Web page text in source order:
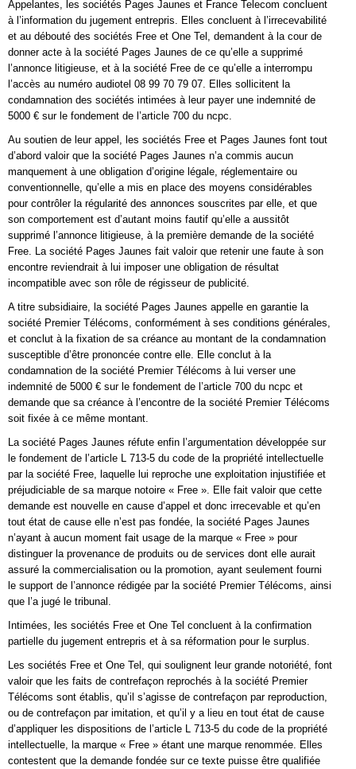
Appelantes, les sociétés Pages Jaunes et France Telecom concluent
à l’information du jugement entrepris. Elles concluent à l’irrecevabilité
et au débouté des sociétés Free et One Tel, demandent à la cour de
donner acte à la société Pages Jaunes de ce qu’elle a supprimé
l’annonce litigieuse, et à la société Free de ce qu’elle a interrompu
l’accès au numéro audiotel 08 99 70 79 07. Elles sollicitent la
condamnation des sociétés intimées à leur payer une indemnité de
5000 € sur le fondement de l’article 700 du ncpc.
Au soutien de leur appel, les sociétés Free et Pages Jaunes font tout
d’abord valoir que la société Pages Jaunes n’a commis aucun
manquement à une obligation d’origine légale, réglementaire ou
conventionnelle, qu’elle a mis en place des moyens considérables
pour contrôler la régularité des annonces souscrites par elle, et que
son comportement est d’autant moins fautif qu’elle a aussitôt
supprimé l’annonce litigieuse, à la première demande de la société
Free. La société Pages Jaunes fait valoir que retenir une faute à son
encontre reviendrait à lui imposer une obligation de résultat
incompatible avec son rôle de régisseur de publicité.
A titre subsidiaire, la société Pages Jaunes appelle en garantie la
société Premier Télécoms, conformément à ses conditions générales,
et conclut à la fixation de sa créance au montant de la condamnation
susceptible d’être prononcée contre elle. Elle conclut à la
condamnation de la société Premier Télécoms à lui verser une
indemnité de 5000 € sur le fondement de l’article 700 du ncpc et
demande que sa créance à l’encontre de la société Premier Télécoms
soit fixée à ce même montant.
La société Pages Jaunes réfute enfin l’argumentation développée sur
le fondement de l’article L 713-5 du code de la propriété intellectuelle
par la société Free, laquelle lui reproche une exploitation injustifiée et
préjudiciable de sa marque notoire « Free ». Elle fait valoir que cette
demande est nouvelle en cause d’appel et donc irrecevable et qu’en
tout état de cause elle n’est pas fondée, la société Pages Jaunes
n’ayant à aucun moment fait usage de la marque « Free » pour
distinguer la provenance de produits ou de services dont elle aurait
assuré la commercialisation ou la promotion, ayant seulement fourni
le support de l’annonce rédigée par la société Premier Télécoms, ainsi
que l’a jugé le tribunal.
Intimées, les sociétés Free et One Tel concluent à la confirmation
partielle du jugement entrepris et à sa réformation pour le surplus.
Les sociétés Free et One Tel, qui soulignent leur grande notoriété, font
valoir que les faits de contrefaçon reprochés à la société Premier
Télécoms sont établis, qu’il s’agisse de contrefaçon par reproduction,
ou de contrefaçon par imitation, et qu’il y a lieu en tout état de cause
d’appliquer les dispositions de l’article L 713-5 du code de la propriété
intellectuelle, la marque « Free » étant une marque renommée. Elles
contestent que la demande fondée sur ce texte puisse être qualifiée